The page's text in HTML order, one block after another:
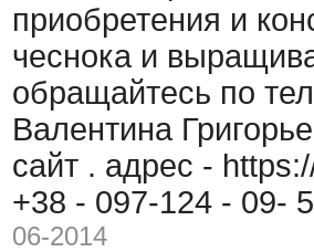
приобретения и
чеснока и
обращайтесь по
Валентина
сайт . адрес -
+38 - 097-124 - 09-
06-2014